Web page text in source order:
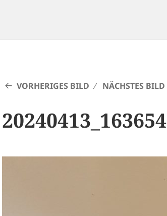
VORHERIGES BILD NÄCHSTES BILD
20240413_163654